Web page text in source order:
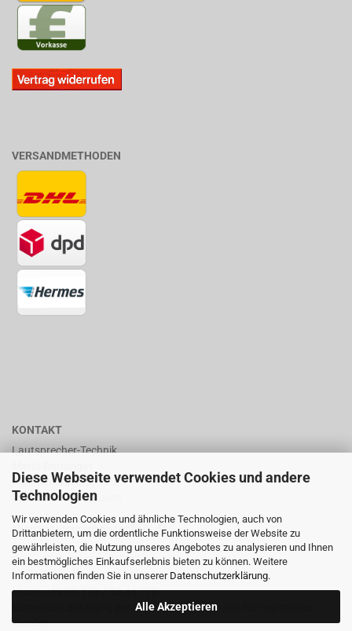
Diese Webseite verwendet Cookies und andere
Technologien
Wir verwenden Cookies und ähnliche Technologien, auch von
Drittanbietern, um die ordentliche Funktionsweise der Website zu
gewährleisten, die Nutzung unseres Angebotes zu analysieren und Ihnen
ein bestmögliches Einkaufserlebnis bieten zu können. Weitere
Informationen finden Sie in unserer Datenschutzerklärung.
Alle Akzeptieren
VERSANDMETHODEN
KONTAKT
Lautsprecher-Technik
Frankenhäuserstr. 65
99706 Sondershausen
shop@lautsprecher-technik.de
Tel.: +49 (0) 36 32 / 757 876
Fax: +49 (0) 36 32 / 757 875
Mobil: +49 (0) 173 / 32 44 770
kostenlose Beratung per Email oder Telefon nur für registrierte
Kunden